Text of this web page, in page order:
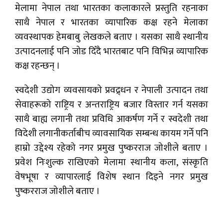
मेलामा नेपाल तथा भारतका कलाकारले प्रस्तुति रहनाका
साथै नेपाल र भारतका व्यापारिक कक्ष रहने मेलाका
व्यवस्थापक हेमबाबु लेखकले बताए । यसका साथै स्थानीय
उत्पादनलाई पनि जोड दिँदै भारतबाट पनि विभिन्न व्यापारिक
कक्ष रहन्छन् ।
स्वदेशी उद्योग व्यवसायको प्रवद्र्धन र नेपाली उत्पादन तथा
सेवाहरूको राष्ट्रिय र अन्तराष्ट्रिय बजार विस्तार गर्न यसका
साथै बाह्य लगानी तथा प्रविधि आकर्षण गर्ने र स्वदेशी तथा
विदेशी लगानीकर्ताबीच व्यावसायिक सम्बन्ध कायम गर्ने पनि
हाम्रो उद्देश्य रहेको नगर प्रमुख पुष्करराज जोशीले बताए ।
प्रवेश निःशुल्क राखिएको मेलामा स्थानीय कला, संस्कृति
वेषभूषा र व्यापारलाई विशेष स्थान दिइने नगर प्रमुख
पुष्करराज जोशीले बताए ।